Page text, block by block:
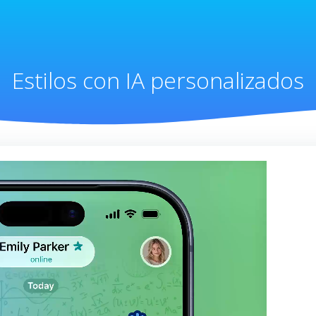
Estilos con IA personalizados